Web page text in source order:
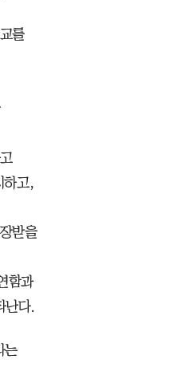
를
하고,
받을
함과
난다.
는